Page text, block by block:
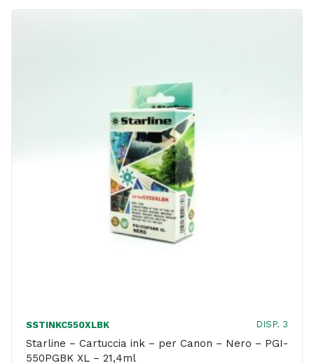
SSTINKC550XLBK DISP. 3
Starline – Cartuccia ink – per Canon – Nero – PGI-
550PGBK XL – 21,4ml